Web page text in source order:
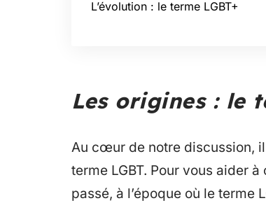
L’évolution : le terme LGBT+
Les origines : le
Au cœur de notre discussion,
terme LGBT. Pour vous aider
passé, à l’époque où le terme